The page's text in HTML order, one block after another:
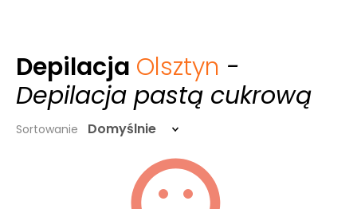
Depilacja Olsztyn -
Depilacja pastą cukrową
Sortowanie Domyślnie